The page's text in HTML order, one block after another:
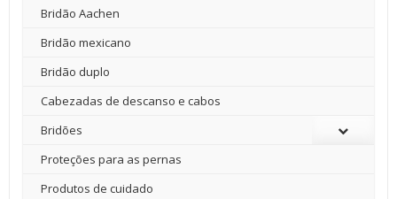
Bridão Aachen
Bridão mexicano
Bridão duplo
Cabezadas de descanso e cabos
Bridões
Proteções para as pernas
Produtos de cuidado